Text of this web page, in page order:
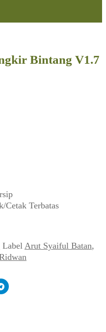
Bintang V1.7
Cetak Terbatas
Label Arut Syaiful Batan,